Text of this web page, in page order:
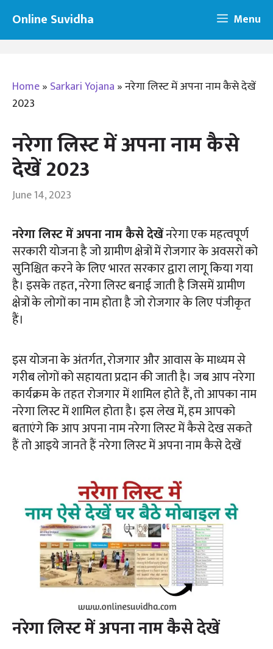
content
Online Suvidha Menu
Home» Sarkari Yojana »नरेगा लिस्ट में अपना नाम कैसे देखें
2023
नरेगा लिस्ट में अपना नाम कैसे
देखें 2023
June 14, 2023
नरेगा लिस्ट में अपना नाम कैसे देखेंनरेगा एक महत्वपूर्ण
सरकारी योजना है जो ग्रामीण क्षेत्रों में रोजगार के अवसरों को
सुनिश्चित करने के लिए भारत सरकार द्वारा लागू किया गया
है। इसके तहत, नरेगा लिस्ट बनाई जाती है जिसमें ग्रामीण
क्षेत्रों के लोगों का नाम होता है जो रोजगार के लिए पंजीकृत
हैं।
इस योजना के अंतर्गत, रोजगार और आवास के माध्यम से
गरीब लोगों को सहायता प्रदान की जाती है। जब आप नरेगा
कार्यक्रम के तहत रोजगार में शामिल होते हैं, तो आपका नाम
नरेगा लिस्ट में शामिल होता है। इस लेख में, हम आपको
बताएंगे कि आप अपना नाम नरेगा लिस्ट में कैसे देख सकते
हैं तो आइये जानते हैं नरेगा लिस्ट में अपना नाम कैसे देखें
नरेगा लिस्ट में अपना नाम कैसे देखें